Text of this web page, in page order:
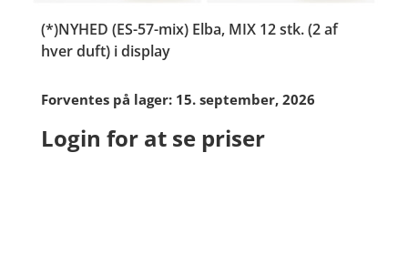
(*)NYHED (ES-57-mix) Elba, MIX 12 stk. (2 af
hver duft) i display
Forventes på lager: 15. september, 2026
Login for at se priser